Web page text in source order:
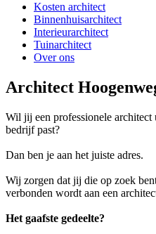
Kosten architect
Binnenhuisarchitect
Interieurarchitect
Tuinarchitect
Over ons
Architect
Wil jij een professionele
bedrijf past?
Dan ben je aan het juiste adres.
Wij zorgen dat jij die op zoek
verbonden wordt aan een
Het gaafste gedeelte?